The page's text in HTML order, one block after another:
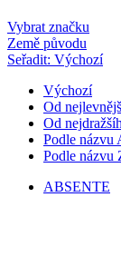
Vybrat značku
Země původu
Seřadit: Výchozí
Výchozí
Od
Od
Podle názvu
Podle názvu
ABSENTE